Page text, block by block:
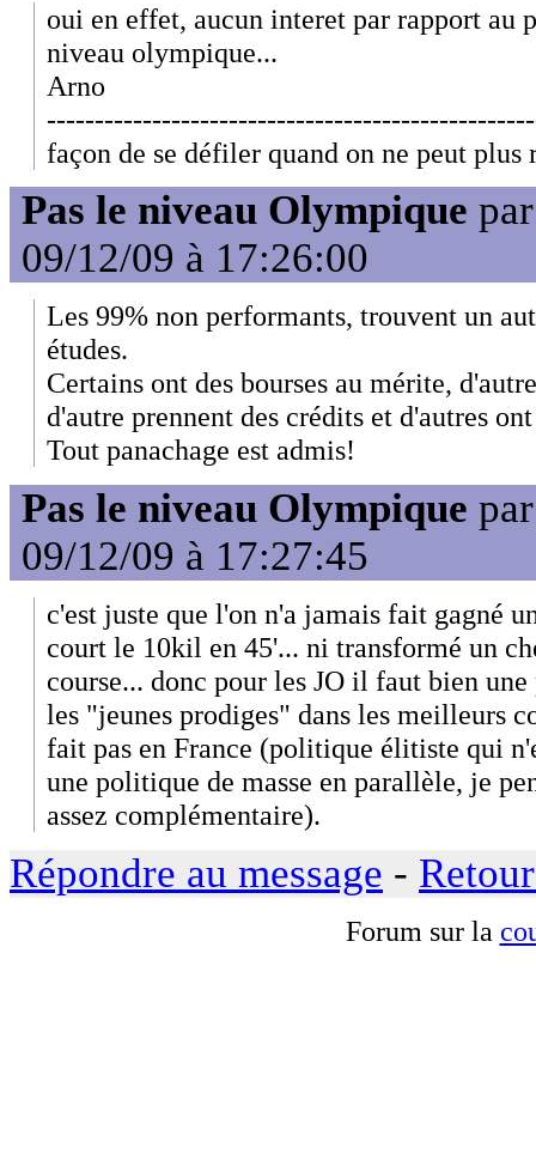
oui en effet, aucun interet par rapport au
niveau olympique...
Arno
façon de se défiler quand on ne peut plus
Pas le niveau Olympique
09/12/09 à 17:26:00
Les 99% non performants, trouvent un
études.
Certains ont des bourses au mérite,
d'autre prennent des crédits et d'autres
Tout panachage est admis!
Pas le niveau Olympique
09/12/09 à 17:27:45
c'est juste que l'on n'a jamais fait gagné
court le 10kil en 45'... ni transformé un
course... donc pour les JO il faut bien
les "jeunes prodiges" dans les meilleurs
fait pas en France (politique élitiste qui
une politique de masse en parallèle, je
assez complémentaire).
Répondre au message -
Forum sur la